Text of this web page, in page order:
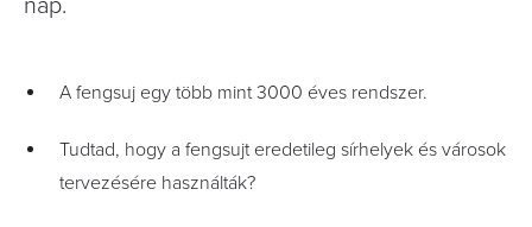
nap.
A fengsuj egy több mint 3000 éves rendszer.
Tudtad, hogy a fengsujt eredetileg sírhelyek és városok
tervezésére használták?